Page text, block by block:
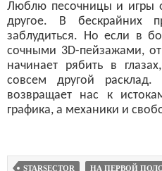
Люблю песочницы и игры
другое. В бескрайних
заблудиться. Но если в
сочными 3D-пейзажами,
начинает рябить в
совсем другой расклад.
возвращает нас к
графика, а механики и
STARSECTOR НА ПЕРВОЙ